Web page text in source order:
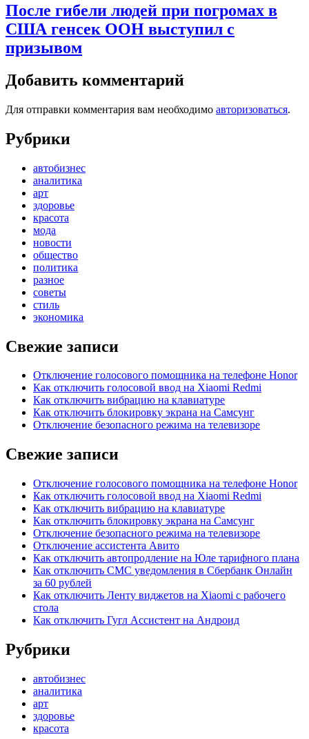
После гибели людей при погромах в
США генсек ООН выступил с
призывом
Добавить комментарий
Для отправки комментария вам необходимо авторизоваться.
Рубрики
автобизнес
аналитика
арт
здоровье
красота
мода
новости
общество
политика
разное
советы
стиль
экономика
Свежие записи
Отключение голосового помощника на телефоне Honor
Как отключить голосовой ввод на Xiaomi Redmi
Как отключить вибрацию на клавиатуре
Как отключить блокировку экрана на Самсунг
Отключение безопасного режима на телевизоре
Свежие записи
Отключение голосового помощника на телефоне Honor
Как отключить голосовой ввод на Xiaomi Redmi
Как отключить вибрацию на клавиатуре
Как отключить блокировку экрана на Самсунг
Отключение безопасного режима на телевизоре
Отключение ассистента Авито
Как отключить автопродление на Юле тарифного плана
Как отключить СМС уведомления в Сбербанк Онлайн
за 60 рублей
Как отключить Ленту виджетов на Xiaomi с рабочего
стола
Как отключить Гугл Ассистент на Андроид
Рубрики
автобизнес
аналитика
арт
здоровье
красота